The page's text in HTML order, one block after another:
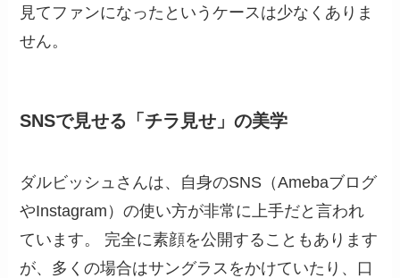
見てファンになったというケースは少なくありま
せん。
SNSで見せる「チラ見せ」の美学
ダルビッシュさんは、自身のSNS（Amebaブログ
やInstagram）の使い方が非常に上手だと言われ
ています。 完全に素顔を公開することもあります
が、多くの場合はサングラスをかけていたり、口